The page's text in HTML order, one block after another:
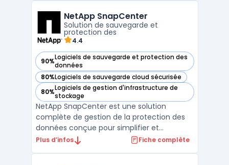
NetApp SnapCenter
Solution de sauvegarde et
protection des
4.4
90%Logiciels de sauvegarde et protection des
données
— voir NetApp SnapCenter dans cette catégorie
80%Logiciels de sauvegarde cloud sécurisée
— voir NetApp SnapCenter dans cette catégorie
80%Logiciels de gestion d'infrastructure de
stockage
— voir NetApp SnapCenter dans cette catégorie
NetApp SnapCenter est une solution
complète de gestion de la protection des
données conçue pour simplifier et
centraliser les processus de sauvegarde,
Plus d’infos Fiche complète